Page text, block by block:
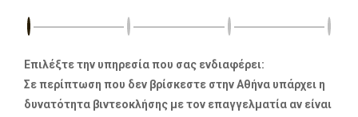
Επιλέξτε την υπηρεσία που σας ενδιαφέρει:
Σε περίπτωση που δεν βρίσκεστε στην Αθήνα υπάρχει η
δυνατότητα βιντεοκλήσης με τον επαγγελματία αν είναι